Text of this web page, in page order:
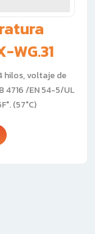
WG.31
hilos, voltaje de
4716 /EN 54-5/UL
(57°C)